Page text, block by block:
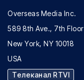
Overseas Media Inc.
589 8th Ave., 7th Floor
New York, NY 10018
USA
Телеканал RTVI